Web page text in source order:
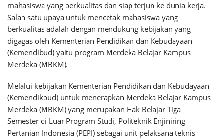
mahasiswa yang berkualitas dan siap terjun ke dunia kerja.
Salah satu upaya untuk mencetak mahasiswa yang
berkualitas adalah dengan mendukung kebijakan yang
digagas oleh Kementerian Pendidikan dan Kebudayaan
(Kemendibud) yaitu program Merdeka Belajar Kampus
Merdeka (MBKM).
Melalui kebijakan Kementerian Pendidikan dan Kebudayaan
(Kemendikbud) untuk menerapkan Merdeka Belajar Kampus
Merdeka (MBKM) yang merupakan Hak Belajar Tiga
Semester di Luar Program Studi, Politeknik Enjiniring
Pertanian Indonesia (PEPI) sebagai unit pelaksana teknis